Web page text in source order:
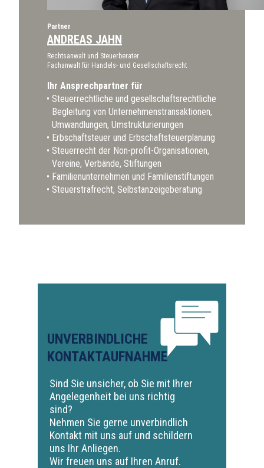
Partner
ANDREAS JAHN
Rechtsanwalt und Steuerberater
Fachanwalt für Handels- und Gesellschaftsrecht
Ihr Ansprechpartner für
Steuerrechtliche und gesellschaftsrechtliche
Begleitung von Unternehmenstransaktionen,
Umwandlungen, Umstrukturierungen
Erbschaftsteuer und Erbschaftsteuerplanung
Steuerrecht der Non-profit-Organisationen,
Vereine, Verbände, Stiftungen
Familienunternehmen und Familienstiftungen
Steuerstrafrecht, Selbstanzeigeberatung
UNVERBINDLICHE
KONTAKTAUFNAHME
Sind Sie unsicher, ob Sie mit Ihrer
Angelegenheit bei uns richtig
sind?
Nehmen Sie gerne unverbindlich
Kontakt mit uns auf und schildern
uns Ihr Anliegen.
Wir freuen uns auf Ihren Anruf.